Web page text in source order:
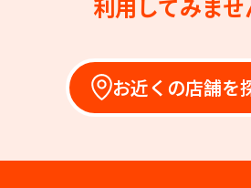
利用してみませ
お近くの店舗を